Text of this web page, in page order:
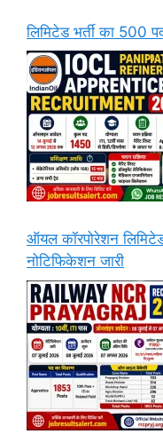
लिमिटेड भर्ती का 500
ऑयल कॉरपोरेशन
नोटिफिकेशन जारी